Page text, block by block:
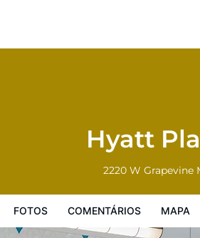
Hyatt
2220 W Grapevine
FOTOS COMENTÁRIOS MAPA